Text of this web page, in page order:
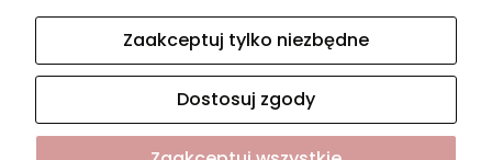
O NAS
Współpraca
Zaakceptuj tylko niezbędne
Dostosuj zgody